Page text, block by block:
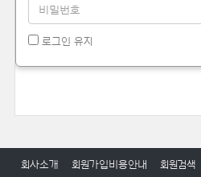
로그인 유지
회사소개 회원가입비용안내 회원검색